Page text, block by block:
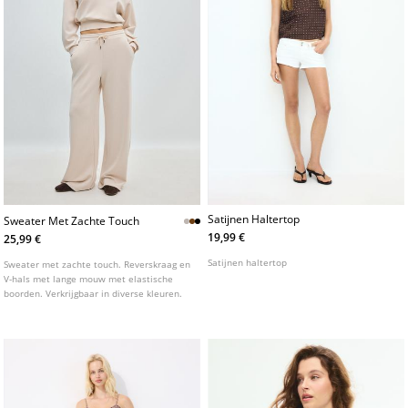
Sweater Met Zachte Touch
25,99 €
Sweater met zachte touch. Reverskraag en
V-hals met lange mouw met elastische
boorden. Verkrijgbaar in diverse kleuren.
Satijnen Haltertop
19,99 €
Satijnen haltertop